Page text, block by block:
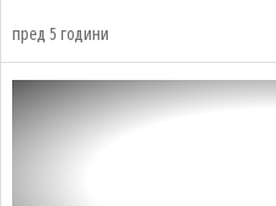
пред 5 години